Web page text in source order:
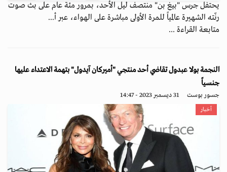
يحتفل جرس "بيغ بن" منتصف ليل الأحد، بمرور مئة عام على بث صوت
رنّته الشهيرة عالمياً للمرة الأولى مباشرة على الهواء، عبر أ...
متابعة القراءة ...
النجمة بولا عبدول تقاضي أحد منتجي "أميركان آيدول" بتهمة الاعتداء عليها
جنسياً
جسور بوست 31 ديسمبر 2023 - 14:47
أخبار